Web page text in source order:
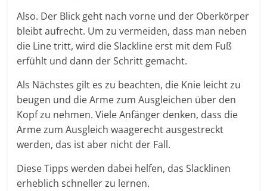
Also. Der Blick geht nach vorne und der Oberkörper
bleibt aufrecht. Um zu vermeiden, dass man neben
die Line tritt, wird die Slackline erst mit dem Fuß
erfühlt und dann der Schritt gemacht.
Als Nächstes gilt es zu beachten, die Knie leicht zu
beugen und die Arme zum Ausgleichen über den
Kopf zu nehmen. Viele Anfänger denken, dass die
Arme zum Ausgleich waagerecht ausgestreckt
werden, das ist aber nicht der Fall.
Diese Tipps werden dabei helfen, das Slacklinen
erheblich schneller zu lernen.